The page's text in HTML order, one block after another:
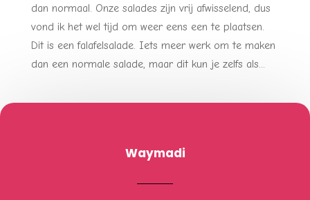
dan normaal. Onze salades zijn vrij afwisselend, dus
vond ik het wel tijd om weer eens een te plaatsen.
Dit is een falafelsalade. Iets meer werk om te maken
dan een normale salade, maar dit kun je zelfs als...
Waymadi